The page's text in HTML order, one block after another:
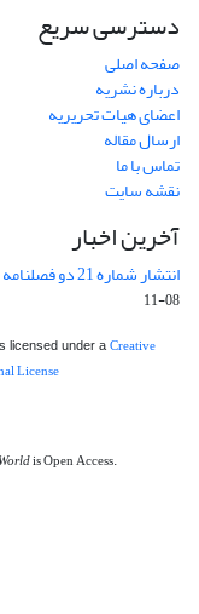
دسترسی سریع
صفحه اصلی
درباره نشریه
اعضای هیات تحریریه
ارسال مقاله
تماس با ما
نقشه سایت
آخرین اخبار
انتشار شماره 21 دو فصلنامه دین و دنیای معاصر، (پاییز و زمستان 1403)
08-11
licensed under a Creative
License
is Open Access.